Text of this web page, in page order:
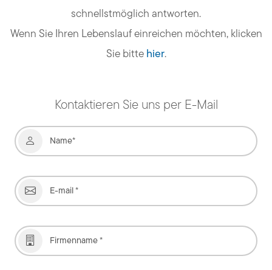
schnellstmöglich antworten.
Wenn Sie Ihren Lebenslauf einreichen möchten, klicken
Sie bitte hier.
Kontaktieren Sie uns per E-Mail